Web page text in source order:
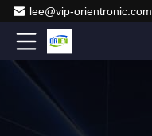
lee@vip-orientronic.com